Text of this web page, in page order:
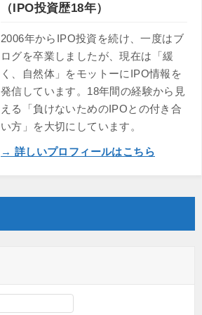
（IPO投資歴18年）
2006年からIPO投資を続け、一度はブ
ログを卒業しましたが、現在は「緩
く、自然体」をモットーにIPO情報を
発信しています。18年間の経験から見
える「負けないためのIPOとの付き合
い方」を大切にしています。
→ 詳しいプロフィールはこちら